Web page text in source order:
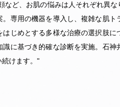
観点から、領収書の発行の際
明細書を無料で発行しておりま
ます。明細書の発行を希望
など、お肌の悩みは人それぞれ異
専用の機器を導入し、複雑な肌
じめとする多様な治療の選択肢
に基づき的確な診断を実施。石